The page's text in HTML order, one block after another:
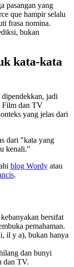
pasangan yang
que hampir selalu
frasa nomina.
bukan
kata-kata
jadi
Film dan TV
yang jelas dari
dari "kata yang
kenali."
blog Wordy atau
.
bersifat
pemahaman.
il y a), bukan hanya
dan bunyi
dan TV.